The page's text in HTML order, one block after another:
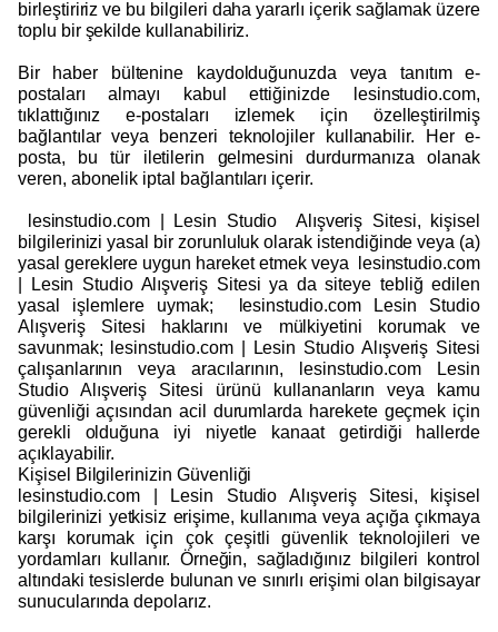
birleştiririz ve bu bilgileri daha yararlı içerik sağlamak üzere
toplu bir şekilde kullanabiliriz.
Bir haber bültenine kaydolduğunuzda veya tanıtım e-
postaları almayı kabul ettiğinizde lesinstudio.com,
tıklattığınız e-postaları izlemek için özelleştirilmiş
bağlantılar veya benzeri teknolojiler kullanabilir. Her e-
posta, bu tür iletilerin gelmesini durdurmanıza olanak
veren, abonelik iptal bağlantıları içerir.
lesinstudio.com | Lesin Studio Alışveriş Sitesi, kişisel
bilgilerinizi yasal bir zorunluluk olarak istendiğinde veya (a)
yasal gereklere uygun hareket etmek veya lesinstudio.com
| Lesin Studio Alışveriş Sitesi ya da siteye tebliğ edilen
yasal işlemlere uymak; lesinstudio.com Lesin Studio
Alışveriş Sitesi haklarını ve mülkiyetini korumak ve
savunmak; lesinstudio.com | Lesin Studio Alışveriş Sitesi
çalışanlarının veya aracılarının, lesinstudio.com Lesin
Studio Alışveriş Sitesi ürünü kullananların veya kamu
güvenliği açısından acil durumlarda harekete geçmek için
gerekli olduğuna iyi niyetle kanaat getirdiği hallerde
açıklayabilir.
Kişisel Bilgilerinizin Güvenliği
lesinstudio.com | Lesin Studio Alışveriş Sitesi, kişisel
bilgilerinizi yetkisiz erişime, kullanıma veya açığa çıkmaya
karşı korumak için çok çeşitli güvenlik teknolojileri ve
yordamları kullanır. Örneğin, sağladığınız bilgileri kontrol
altındaki tesislerde bulunan ve sınırlı erişimi olan bilgisayar
sunucularında depolarız.